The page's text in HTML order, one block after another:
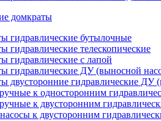
домкраты
гидравлические бутылочные
гидравлические телескопические
гидравлические с лапой
гидравлические ДУ (выносной
двусторонние гидравлические ДУ
к односторонним
к двусторонним
к двусторонним